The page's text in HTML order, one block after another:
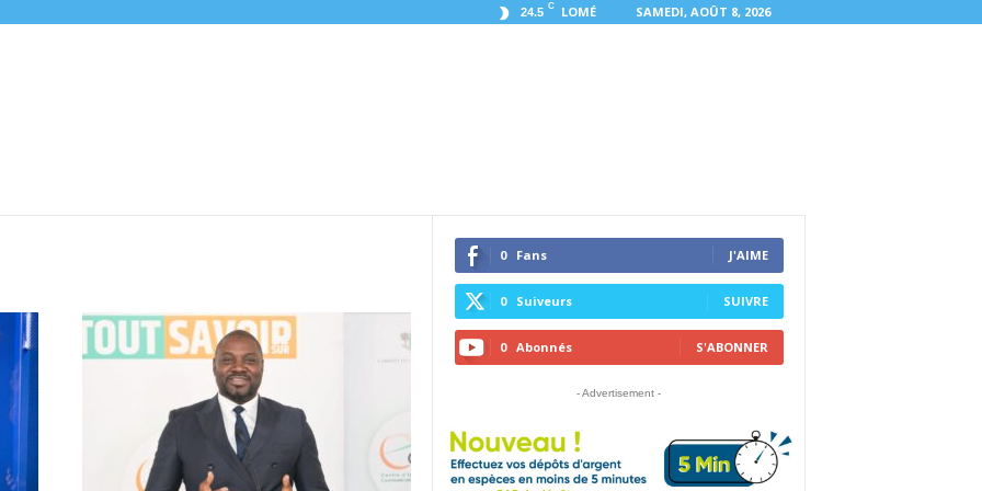
24.5 C LOMÉ SAMEDI, AOÛT 8, 2026
0 Fans J'AIME
0 Suiveurs SUIVRE
0 Abonnés S'ABONNER
- Advertisement -